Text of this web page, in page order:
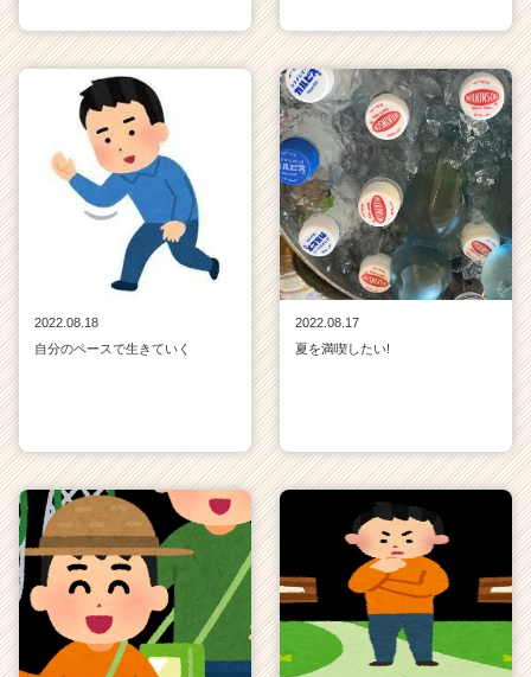
2022.08.18
自分のペースで生きていく
2022.08.17
夏を満喫したい!